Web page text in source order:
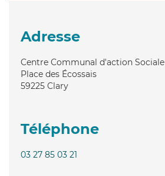
Adresse
Centre Communal d'action Sociale
Place des Écossais
59225 Clary
Téléphone
03 27 85 03 21